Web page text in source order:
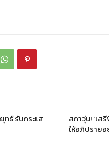
ทธ์ รับกระแส
สภาวุ่น! ‘เส
ให้อภิปราย